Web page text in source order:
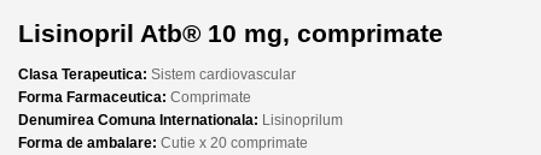
Lisinopril Atb® 10 mg, comprimate
Clasa Terapeutica: Sistem cardiovascular
Forma Farmaceutica: Comprimate
Denumirea Comuna Internationala: Lisinoprilum
Forma de ambalare: Cutie x 20 comprimate